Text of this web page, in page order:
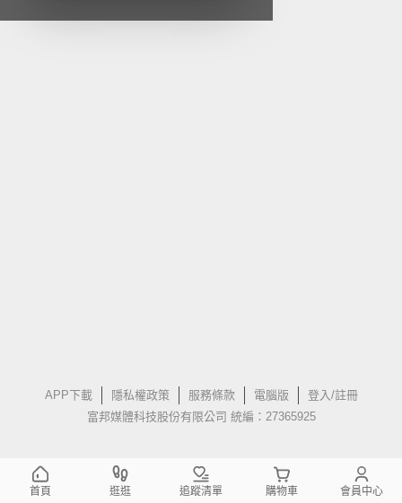
APP下載 隱私權政策 服務條款 電腦版
登入/註冊
富邦媒體科技股份有限公司 統編：27365925
首頁 逛逛 追蹤清單 購物車 會員中心